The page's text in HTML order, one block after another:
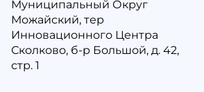
Муниципальный Округ
Можайский, тер
Инновационного Центра
Сколково, б-р Большой, д. 42,
стр. 1